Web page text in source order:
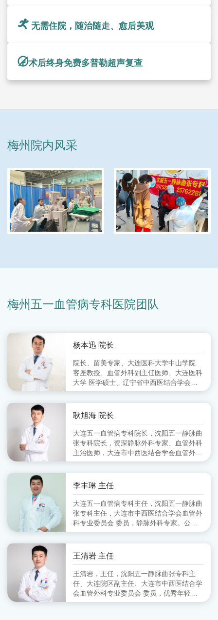
无需住院，随治随走、愈后美观
术后终身免费多普勒超声复查
梅州院内风采
梅州五一血管病专科医院团队
杨本迅 院长
院长、留美专家、大连医科大学中山学院
客座教授、血管外科副主任医师、大连医科
大学 医学硕士、辽宁省中西医结合学会周
围血管病分会 委员、大连市中西医结合学
会血管外科分会 副主任委员、大连市医师
协会血管外科分会 委员
耿旭海 院长
大连五一血管病专科院长，沈阳五一静脉曲
张专科院长，资深静脉外科专家、血管外科
主治医师，大连市中西医结合学会血管外科
专业委员会 委员,毕业于锦州医学院
李丰琳 主任
大连五一血管病专科主任，沈阳五一静脉曲
张专科主任，大连市中西医结合学会血管外
科专业委员会 委员，静脉外科专家。公立
医院从事血管外科工作十余年，擅长对下肢
静脉曲张的超声定位引导下的微创治疗。
王清岩 主任
王清岩，主任，沈阳五一静脉曲张专科主
任、大连院区副主任、大连市中西医结合学
会血管外科专业委员会 委员，优秀年轻静
脉外科专家。毕业于山东第一医科大学，三